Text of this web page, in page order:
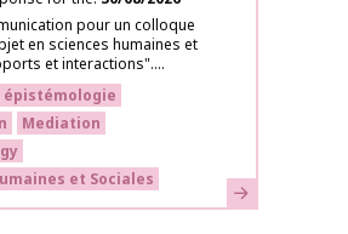
pour un colloque
en sciences humaines et
et interactions"....
épistémologie
Mediation
et Sociales
Learn more